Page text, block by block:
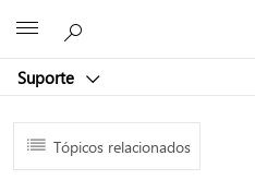
Suporte
Tópicos relacionados